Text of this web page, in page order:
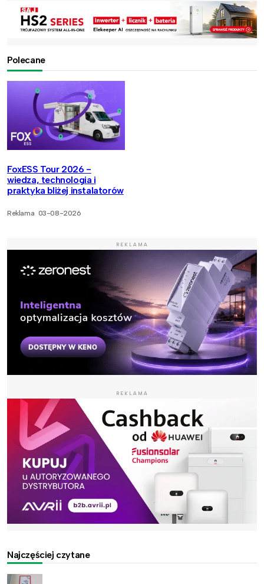
Polecane
FoxESS Tour 2026 -
wiedza, technologia i
praktyka bliżej instalatorów
Reklama 03-08-2026
REKLAMA
REKLAMA
Najczęściej czytane